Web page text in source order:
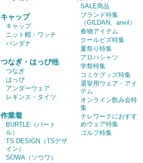
キャップ
キャップ
ニット帽・ワッチ
バンダナ
つなぎ・はっぴ他
つなぎ
はっぴ
アンダーウェア
レギンス・タイツ
作業着
BURTLE（バート
ル）
TS DESIGN（TSデザ
イン）
SOWA（ソウワ）
SALE商品
ブランド特集
（GILDAN、anvil）
春物アイテム
クールビズ特集
夏祭り特集
アロハシャツ
学祭特集
コミケグッズ特集
選挙用ウェア・アイ
テム
オンライン飲み会特
集
テレワークにおすす
めウェア特集
ゴルフ特集